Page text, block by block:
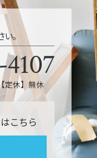
。
定休】無休
こちら